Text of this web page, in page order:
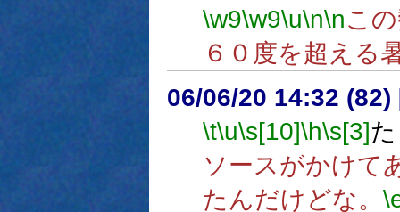
\w9\w9\u\n\nこ
６０度を超える
06/06/20 14:32 (82)
\t\u\s[10]\h\s[3]
ソースがかけて
たんだけどな。